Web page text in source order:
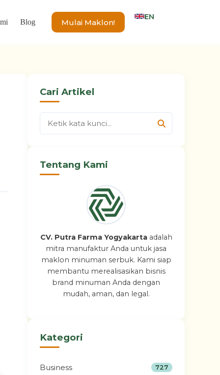
Blog Mulai Maklon!
EN
Cari Artikel
Tentang Kami
CV. Putra Farma Yogyakartaadalah
mitra manufaktur Anda untuk jasa
maklon minuman serbuk. Kami siap
membantu merealisasikan bisnis
brand minuman Anda dengan
mudah, aman, dan legal.
Kategori
Business 727